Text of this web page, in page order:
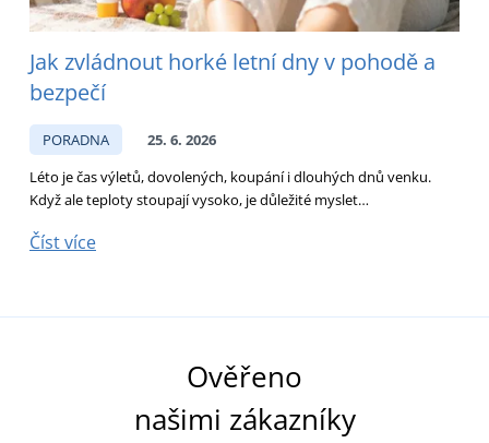
Jak zvládnout horké letní dny v pohodě a
bezpečí
PORADNA
25. 6. 2026
Léto je čas výletů, dovolených, koupání i dlouhých dnů venku.
Když ale teploty stoupají vysoko, je důležité myslet…
Číst více
Ověřeno
našimi zákazníky